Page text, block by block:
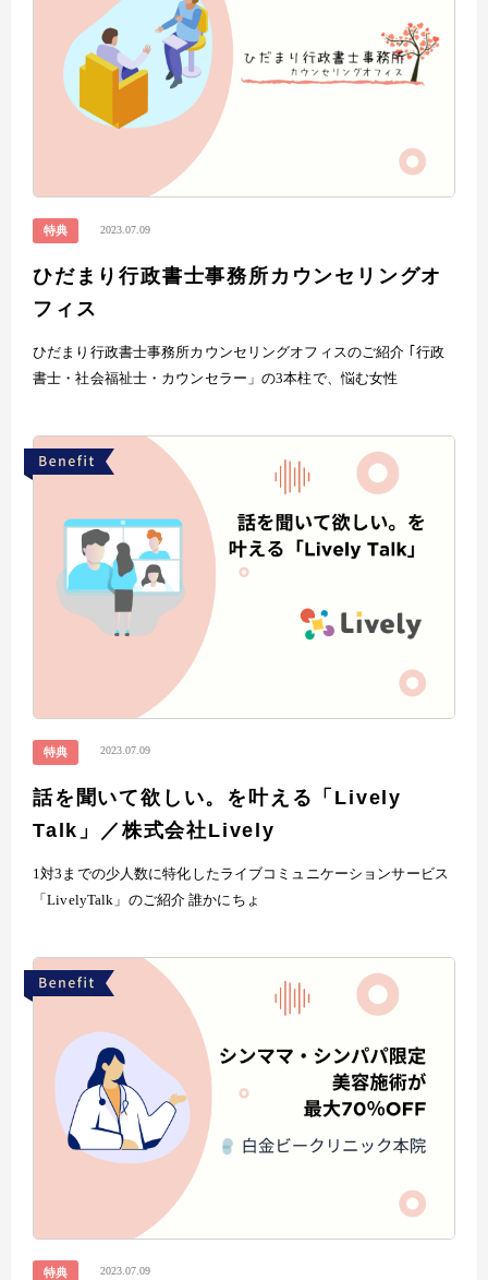
特典 2023.07.09
ひだまり行政書士事務所カウンセリングオ
フィス
ひだまり行政書士事務所カウンセリングオフィスのご紹介 ｢行政
書士・社会福祉士・カウンセラー」の3本柱で、悩む女性
特典 2023.07.09
話を聞いて欲しい。を叶える「Lively
Talk」／株式会社Lively
1対3までの少人数に特化したライブコミュニケーションサービス
「LivelyTalk」のご紹介 誰かにちょ
特典 2023.07.09